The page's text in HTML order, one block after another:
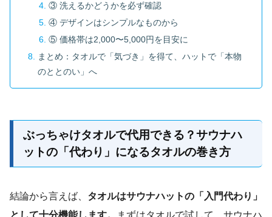
③ 洗えるかどうかを必ず確認
④ デザインはシンプルなものから
⑤ 価格帯は2,000〜5,000円を目安に
まとめ：タオルで「気づき」を得て、ハットで「本物
のととのい」へ
ぶっちゃけタオルで代用できる？サウナハ
ットの「代わり」になるタオルの巻き方
結論から言えば、 タオルはサウナハットの「入門代わり」
として十分機能します。
まずはタオルで試して、サウナハ